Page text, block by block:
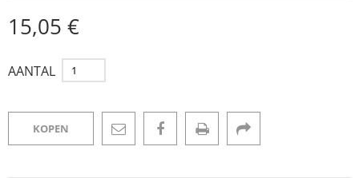
15,05 €
AANTAL
KOPEN